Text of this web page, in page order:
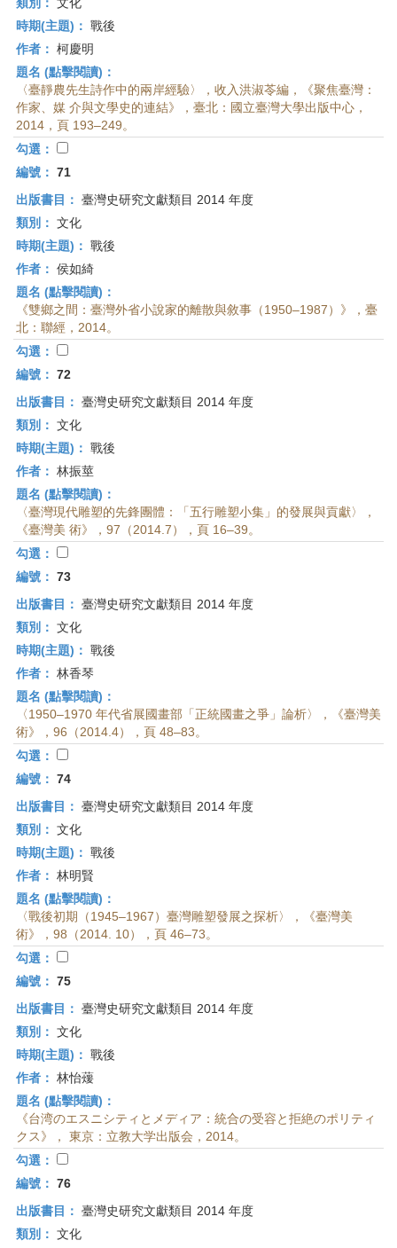
時期(主題)： 戰後
作者： 柯慶明
題名 (點擊閱讀)：
〈臺靜農先生詩作中的兩岸經驗〉，收入洪淑苓編，《聚焦臺灣：
作家、媒 介與文學史的連結》，臺北：國立臺灣大學出版中心，
2014，頁 193–249。
勾選：
編號： 71
出版書目： 臺灣史研究文獻類目 2014 年度
類別： 文化
時期(主題)： 戰後
作者： 侯如綺
題名 (點擊閱讀)：
《雙鄉之間：臺灣外省小說家的離散與敘事（1950–1987）》，臺
北：聯經，2014。
勾選：
編號： 72
出版書目： 臺灣史研究文獻類目 2014 年度
類別： 文化
時期(主題)： 戰後
作者： 林振莖
題名 (點擊閱讀)：
〈臺灣現代雕塑的先鋒團體：「五行雕塑小集」的發展與貢獻〉，
《臺灣美 術》，97（2014.7），頁 16–39。
勾選：
編號： 73
出版書目： 臺灣史研究文獻類目 2014 年度
類別： 文化
時期(主題)： 戰後
作者： 林香琴
題名 (點擊閱讀)：
〈1950–1970 年代省展國畫部「正統國畫之爭」論析〉，《臺灣美
術》，96（2014.4），頁 48–83。
勾選：
編號： 74
出版書目： 臺灣史研究文獻類目 2014 年度
類別： 文化
時期(主題)： 戰後
作者： 林明賢
題名 (點擊閱讀)：
〈戰後初期（1945–1967）臺灣雕塑發展之探析〉，《臺灣美
術》，98（2014. 10），頁 46–73。
勾選：
編號： 75
出版書目： 臺灣史研究文獻類目 2014 年度
類別： 文化
時期(主題)： 戰後
作者： 林怡蕿
題名 (點擊閱讀)：
《台湾のエスニシティとメディア：統合の受容と拒絶のポリティ
クス》， 東京：立教大学出版会，2014。
勾選：
編號： 76
出版書目： 臺灣史研究文獻類目 2014 年度
類別： 文化